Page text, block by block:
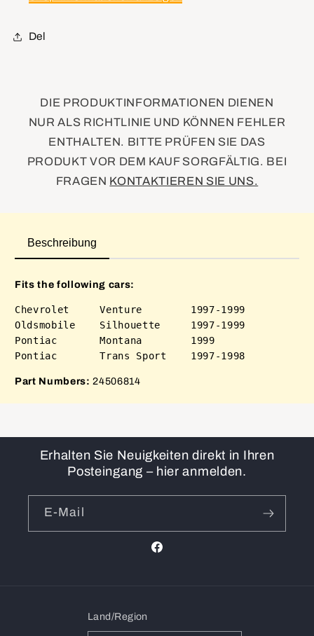
Assembly Assembly
Del
DIE PRODUKTINFORMATIONEN DIENEN
NUR ALS RICHTLINIE UND KÖNNEN FEHLER
ENTHALTEN. BITTE PRÜFEN SIE DAS
PRODUKT VOR DEM KAUF SORGFÄLTIG. BEI
FRAGEN KONTAKTIEREN SIE UNS.
Beschreibung
Fits the following cars:
Chevrolet     Venture        1997-1999
Oldsmobile    Silhouette     1997-1999
Pontiac       Montana        1999
Part Numbers:24506814
Erhalten Sie Neuigkeiten direkt in Ihren
Posteingang – hier anmelden.
E-Mail
Facebook
Land/Region